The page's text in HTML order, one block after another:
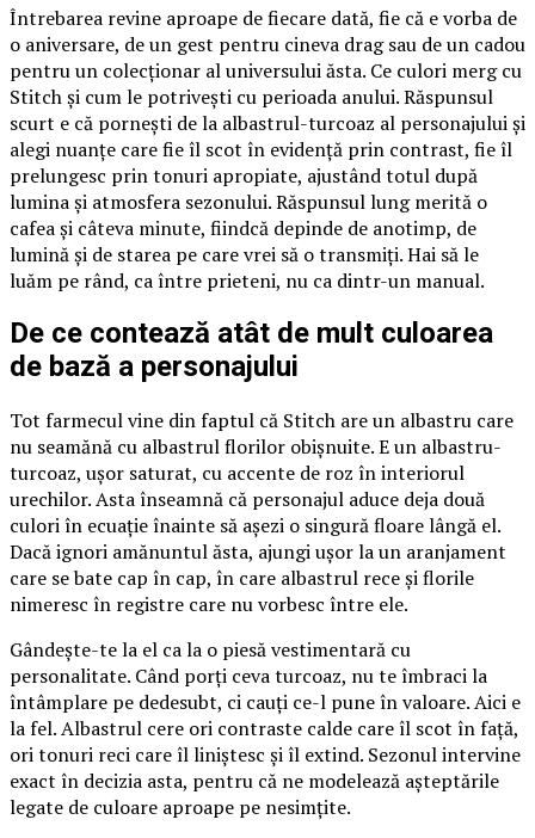
Întrebarea revine aproape de fiecare dată, fie că e vorba de
o aniversare, de un gest pentru cineva drag sau de un cadou
pentru un colecționar al universului ăsta. Ce culori merg cu
Stitch și cum le potrivești cu perioada anului. Răspunsul
scurt e că pornești de la albastrul-turcoaz al personajului și
alegi nuanțe care fie îl scot în evidență prin contrast, fie îl
prelungesc prin tonuri apropiate, ajustând totul după
lumina și atmosfera sezonului. Răspunsul lung merită o
cafea și câteva minute, fiindcă depinde de anotimp, de
lumină și de starea pe care vrei să o transmiți. Hai să le
luăm pe rând, ca între prieteni, nu ca dintr-un manual.
De ce contează atât de mult culoarea
de bază a personajului
Tot farmecul vine din faptul că Stitch are un albastru care
nu seamănă cu albastrul florilor obișnuite. E un albastru-
turcoaz, ușor saturat, cu accente de roz în interiorul
urechilor. Asta înseamnă că personajul aduce deja două
culori în ecuație înainte să așezi o singură floare lângă el.
Dacă ignori amănuntul ăsta, ajungi ușor la un aranjament
care se bate cap în cap, în care albastrul rece și florile
nimeresc în registre care nu vorbesc între ele.
Gândește-te la el ca la o piesă vestimentară cu
personalitate. Când porți ceva turcoaz, nu te îmbraci la
întâmplare pe dedesubt, ci cauți ce-l pune în valoare. Aici e
la fel. Albastrul cere ori contraste calde care îl scot în față,
ori tonuri reci care îl liniștesc și îl extind. Sezonul intervine
exact în decizia asta, pentru că ne modelează așteptările
legate de culoare aproape pe nesimțite.